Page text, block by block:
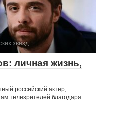
звезд
личная жизнь,
российский актер,
телезрителей благодаря